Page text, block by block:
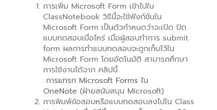
การเพิ่ม Microsoft Form เข้าไปใน
ClassNotebook วิธีนี้จะใช้ฟังก์ชันใน
Microsoft Form เป็นตัวกำหนดว่าจะเปิด ปิด
แบบทดสอบเมื่อไหร่ เมื่อผู้สอบทำการ submit
form ผลการทำแบบทดสอบจะถูกเก็บไว้ใน
Microsoft Form โดยอัตโนมัติ สามารถศึกษา
การใช้งานได้จาก คลิปนี้
การแทรก Microsoft Forms ใน
OneNote (ฝ่ายสนับสนุน Microsoft)
การพิมพ์ข้อสอบหรือแบบทดสอบลงไปใน Class